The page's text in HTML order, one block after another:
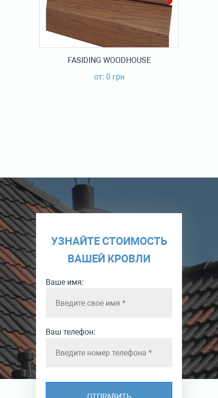
FASIDING WOODHOUSE
от: 0 грн
УЗНАЙТЕ СТОИМОСТЬ
ВАШЕЙ КРОВЛИ
Ваше имя:
Ваш телефон: